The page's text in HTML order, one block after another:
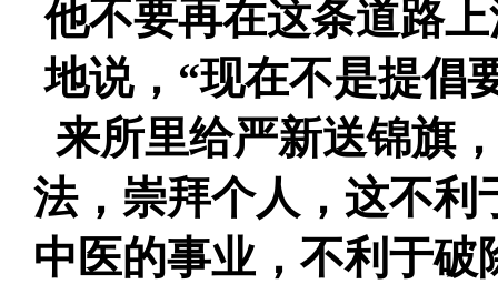
他不要再在这条道路
地说，“现在不是提倡
来所里给严新送锦旗
法，崇拜个人，这不利
中医的事业，不利于